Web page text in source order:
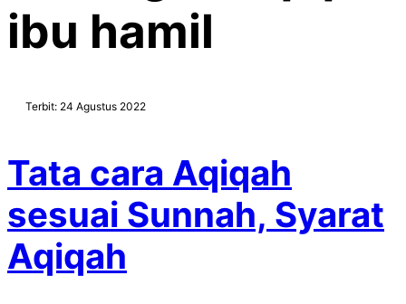
ibu hamil
Terbit: 24 Agustus 2022
Tata cara Aqiqah
sesuai Sunnah, Syarat
Aqiqah